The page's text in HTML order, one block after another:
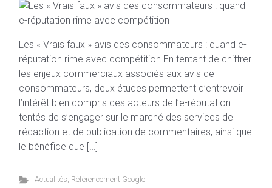
Les « Vrais faux » avis des consommateurs : quand e-
réputation rime avec compétition En tentant de chiffrer
les enjeux commerciaux associés aux avis de
consommateurs, deux études permettent d’entrevoir
l’intérêt bien compris des acteurs de l’e-réputation
tentés de s’engager sur le marché des services de
rédaction et de publication de commentaires, ainsi que
le bénéfice que […]
Actualités, Référencement Google